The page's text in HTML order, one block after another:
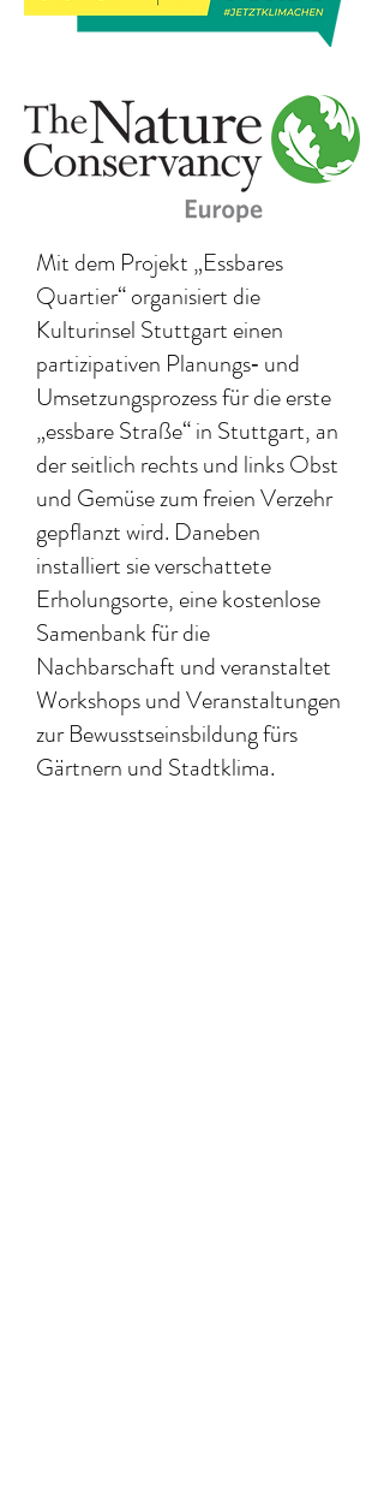
Mit dem Projekt „Essbares
Quartier“ organisiert die
Kulturinsel Stuttgart einen
partizipativen Planungs‐ und
Umsetzungsprozess für die erste
„essbare Straße“ in Stuttgart, an
der seitlich rechts und links Obst
und Gemüse zum freien Verzehr
gepflanzt wird. Daneben
installiert sie verschattete
Erholungsorte, eine kostenlose
Samenbank für die
Nachbarschaft und veranstaltet
Workshops und Veranstaltungen
zur Bewusstseinsbildung fürs
Gärtnern und Stadtklima.